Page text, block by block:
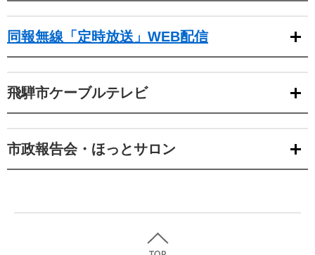
同報無線「定時放送」WEB配信
飛騨市ケーブルテレビ
市政報告会・ほっとサロン